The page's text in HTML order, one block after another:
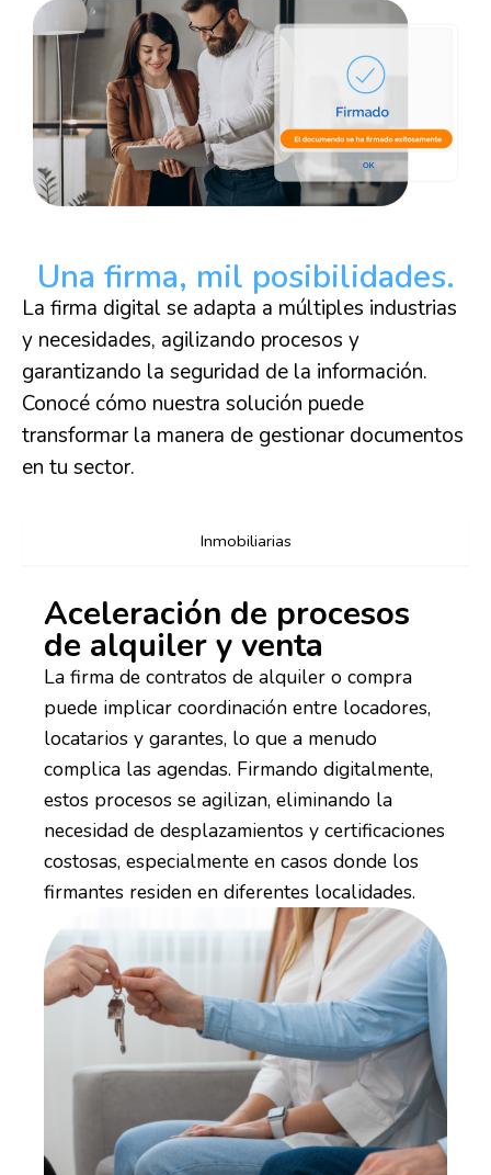
Una firma, mil posibilidades.
La firma digital se adapta a múltiples industrias
y necesidades, agilizando procesos y
garantizando la seguridad de la información.
Conocé cómo nuestra solución puede
transformar la manera de gestionar documentos
en tu sector.
Inmobiliarias
Aceleración de procesos
de alquiler y venta
La firma de contratos de alquiler o compra
puede implicar coordinación entre locadores,
locatarios y garantes, lo que a menudo
complica las agendas. Firmando digitalmente,
estos procesos se agilizan, eliminando la
necesidad de desplazamientos y certificaciones
costosas, especialmente en casos donde los
firmantes residen en diferentes localidades.